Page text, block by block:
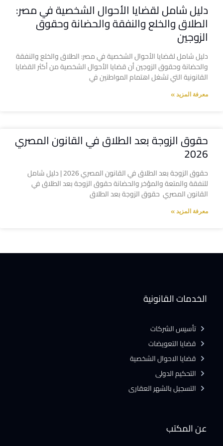
دليل شامل لقضايا الأحوال الشخصية في مصر:
الطلاق والخلع والنفقة والحضانة وحقوق
الزوجين
دليل شامل لقضايا الأحوال الشخصية في مصر: الطلاق والخلع والنفقة
والحضانة وحقوق الزوجين أن قضايا الأحوال الشخصية من أكثر القضايا
القانونية التي تشغل اهتمام المواطنين في
معرفة المزيد »
حقوق الزوجة بعد الطلاق في القانون المصري
2026
حقوق الزوجة بعد الطلاق في القانون المصري 2026 | دليل شامل
للنفقة والمتعة والمؤخر والحضانة حقوق الزوجة بعد الطلاق في
القانون المصري حقوق الزوجة بعد الطلاق
معرفة المزيد »
عن المكتب
الخدمات القانونية
تأسيس الشركات
قضايا التعويضات
قضايا الاحوال الشخصية
التحكيم الدولى
التسجيل بالشهر العقارى